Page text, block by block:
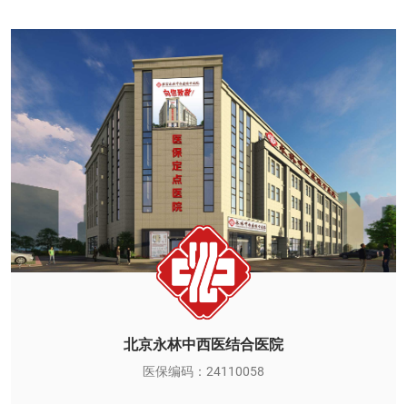
北京永林中西医结合医院
医保编码：24110058